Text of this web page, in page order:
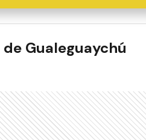
de Gualeguaychú